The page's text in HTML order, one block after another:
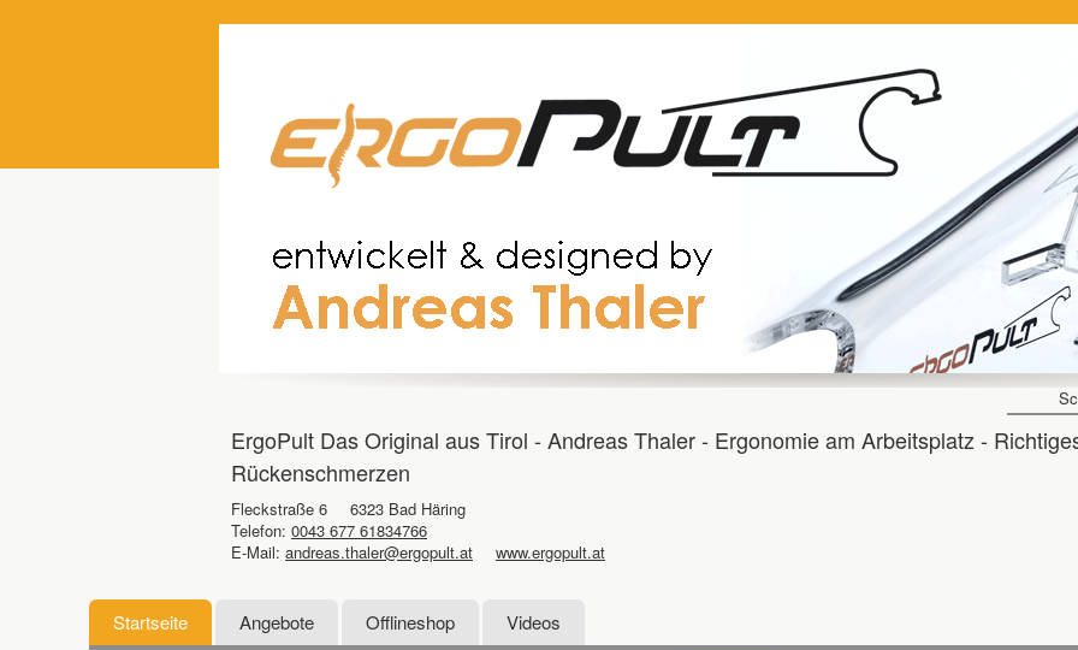
ErgoPult Das Original aus Tirol - Andreas Thaler - Ergonomie am Arbeitsplatz -
Rückenschmerzen
Fleckstraße 6
6323 Bad Häring
Telefon: 0043 677 61834766
E-Mail: andreas.thaler@ergopult.at www.ergopult.at
Startseite Angebote Offlineshop Videos